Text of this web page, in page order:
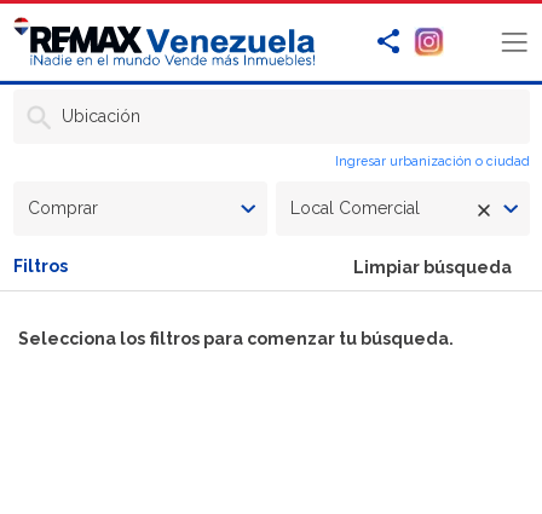
Ubicación
Ingresar urbanización o ciudad
Comprar Local Comercial
Filtros Limpiar búsqueda
Selecciona los filtros para comenzar tu búsqueda.